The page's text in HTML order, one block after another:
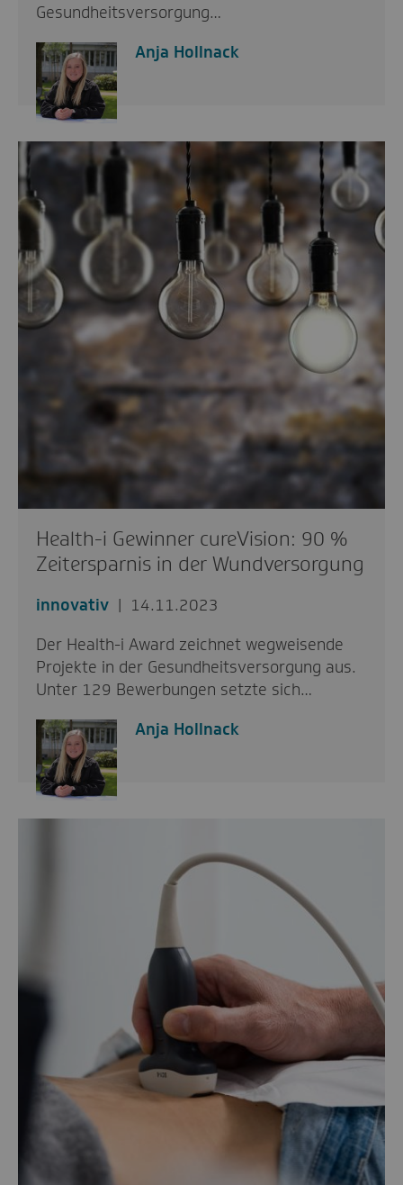
Gesundheitsversorgung…
Anja Hollnack
Health-i Gewinner cureVision: 90 %
Zeitersparnis in der Wundversorgung
innovativ
14.11.2023
Der Health-i Award zeichnet wegweisende
Projekte in der Gesundheitsversorgung aus.
Unter 129 Bewerbungen setzte sich…
Anja Hollnack